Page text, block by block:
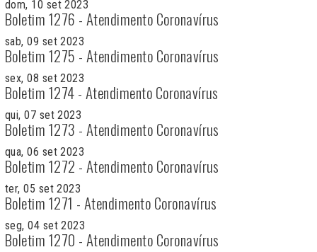
dom, 10 set 2023
Boletim 1276 - Atendimento Coronavírus
sab, 09 set 2023
Boletim 1275 - Atendimento Coronavírus
sex, 08 set 2023
Boletim 1274 - Atendimento Coronavírus
qui, 07 set 2023
Boletim 1273 - Atendimento Coronavírus
qua, 06 set 2023
Boletim 1272 - Atendimento Coronavírus
ter, 05 set 2023
Boletim 1271 - Atendimento Coronavírus
seg, 04 set 2023
Boletim 1270 - Atendimento Coronavírus